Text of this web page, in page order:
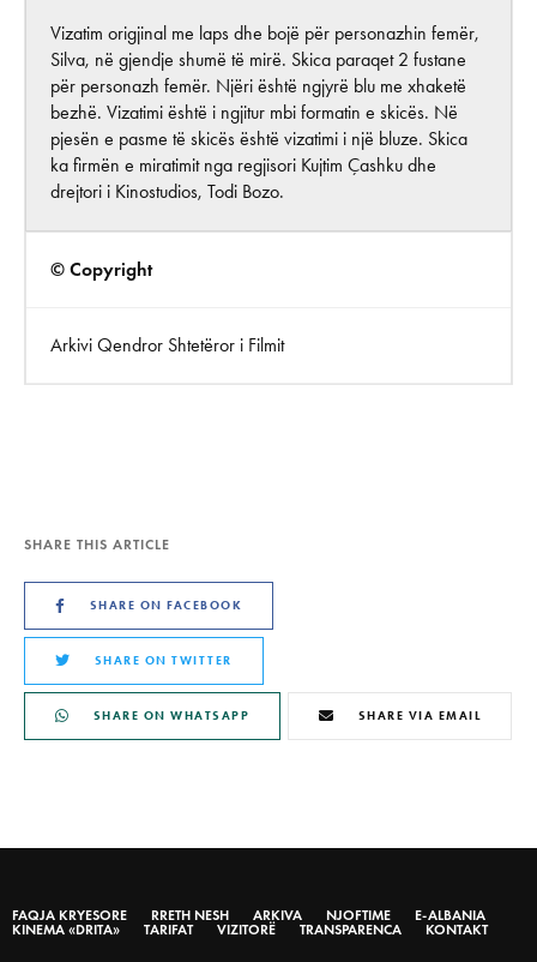
Vizatim origjinal me laps dhe bojë për personazhin femër,
Silva, në gjendje shumë të mirë. Skica paraqet 2 fustane
për personazh femër. Njëri është ngjyrë blu me xhaketë
bezhë. Vizatimi është i ngjitur mbi formatin e skicës. Në
pjesën e pasme të skicës është vizatimi i një bluze. Skica
ka firmën e miratimit nga regjisori Kujtim Çashku dhe
drejtori i Kinostudios, Todi Bozo.
© Copyright
Arkivi Qendror Shtetëror i Filmit
SHARE THIS ARTICLE
SHARE ON FACEBOOK
SHARE ON TWITTER
SHARE ON WHATSAPP SHARE VIA EMAIL
FAQJA KRYESORE RRETH NESH ARKIVA NJOFTIME
E-ALBANIA
KINEMA «DRITA»
TARIFAT VIZITORË TRANSPARENCA KONTAKT